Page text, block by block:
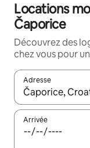
Locations
Čaporice
Découvrez des
chez vous pour
Adresse
Lorsque les
Arrivée